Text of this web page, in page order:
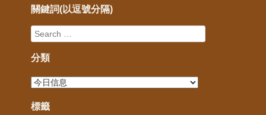
關鍵詞(以逗號分隔)
分類
標籤